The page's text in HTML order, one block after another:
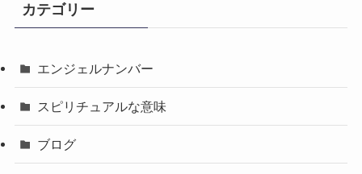
カテゴリー
エンジェルナンバー
スピリチュアルな意味
ブログ